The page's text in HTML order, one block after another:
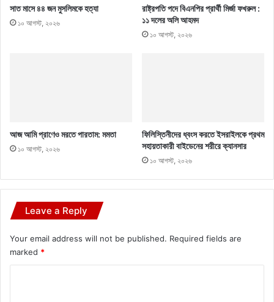
সাত মাসে ৪৪ জন মুসলিমকে হত্যা
১০ আগস্ট, ২০২৬
রাষ্ট্রপতি পদে বিএনপির প্রার্থী মির্জা ফখরুল :
১১ দলের অলি আহমদ
১০ আগস্ট, ২০২৬
আজ আমি প্রাণেও মরতে পারতাম: মমতা
১০ আগস্ট, ২০২৬
ফিলিস্তিনীদের ধ্বংস করতে ইসরাইলকে প্রথম
সহায়তাকারী বাইডেনের শরীরে ক্যানসার
১০ আগস্ট, ২০২৬
Leave a Reply
Your email address will not be published. Required fields are
marked *